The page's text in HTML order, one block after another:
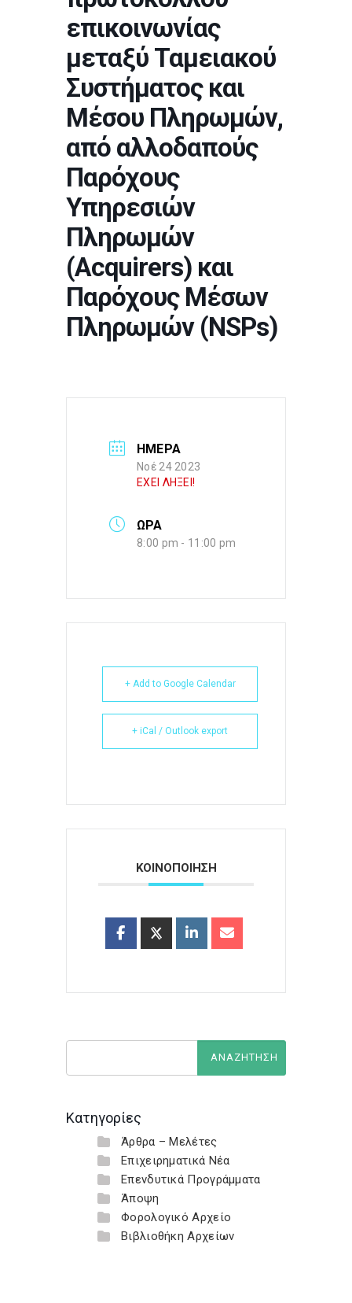
επικοινωνίας
μεταξύ Ταμειακού
Συστήματος και
Μέσου Πληρωμών,
από αλλοδαπούς
Παρόχους
Υπηρεσιών
Πληρωμών
(Αcquirers) και
Παρόχους Μέσων
Πληρωμών (NSPs)
ΗΜΕΡΑ
Νοέ 24 2023
ΕΧΕΙ ΛΗΞΕΙ!
ΩΡΑ
8:00 pm - 11:00 pm
+ Add to Google Calendar
+ iCal / Outlook export
ΚΟΙΝΟΠΟΙΗΣΗ
Κατηγορίες
Άρθρα – Μελέτες
Επιχειρηματικά Νέα
Επενδυτικά Προγράμματα
Άποψη
Φορολογικό Αρχείο
Βιβλιοθήκη Αρχείων